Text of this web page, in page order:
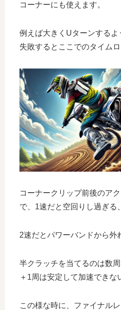
コーナーにも使えます。
例えば大きくUターンする
失敗するとここでのタイムロ
コーナークリップ前後のア
で、1速だと空回りし過ぎる、
2速だとパワーバンドから外
半クラッチを当てるのは数
＋1周は安定して加速できな
この様な時に、ファイナル